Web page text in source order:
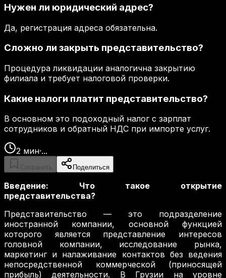
Нужен ли юридический адрес?
Да, регистрация адреса обязательна.
Сложно ли закрыть представительство?
Процедура ликвидации аналогична закрытию
филиала и требует налоговой проверки.
Какие налоги платит представительство?
В основном это подоходный налог с зарплат
сотрудников и обратный НДС при импорте услуг.
2 мин·...
Сохранить Поделиться
Введение: Что такое открытие
представительства?
Представительство — это подразделение
иностранной компании, основной функцией
которого является представление интересов
головной компании, исследование рынка,
маркетинг и налаживание контактов без ведения
непосредственной коммерческой (приносящей
прибыль) деятельности. В Грузии на уровне